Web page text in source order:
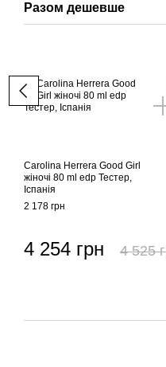
Разом дешевше
Carolina Herrera Good Girl
жіночі 80 ml edp Тестер,
Іспанія
2 178 грн
4 254 грн 4 525